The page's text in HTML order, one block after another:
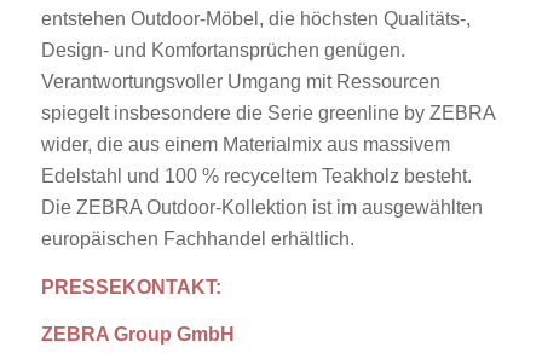
entstehen Outdoor-Möbel, die höchsten Qualitäts-,
Design- und Komfortansprüchen genügen.
Verantwortungsvoller Umgang mit Ressourcen
spiegelt insbesondere die Serie greenline by ZEBRA
wider, die aus einem Materialmix aus massivem
Edelstahl und 100 % recyceltem Teakholz besteht.
Die ZEBRA Outdoor-Kollektion ist im ausgewählten
europäischen Fachhandel erhältlich.
PRESSEKONTAKT:
ZEBRA Group GmbH